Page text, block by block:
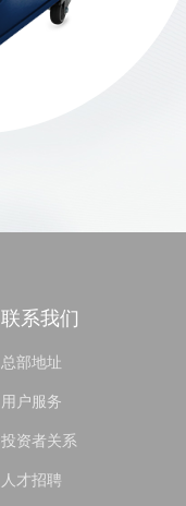
联系我们
总部地址
用户服务
投资者关系
人才招聘